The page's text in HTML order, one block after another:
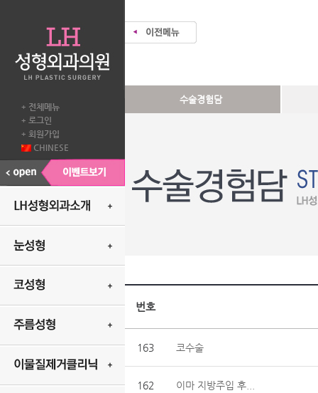
+ 전체메뉴
+ 로그인
+ 회원가입
CHINESE
수술경험담
번호
163 코수술
162 이마 지방주입 후...